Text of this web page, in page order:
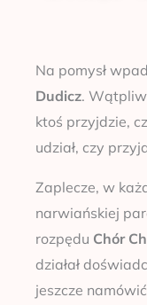
Na pomysł
Dudicz.
ktoś przyjdzie,
udział, czy
Zaplecze, w
narwiańskiej
rozpędu Chór
działał
jeszcze